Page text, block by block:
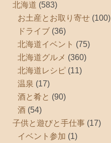
北海道 (583)
お土産とお取り寄せ (100)
ドライブ (36)
北海道イベント (75)
北海道グルメ (360)
北海道レシピ (11)
温泉 (17)
酒と肴と (90)
酒 (54)
子供と遊びと手仕事 (17)
イベント参加 (1)